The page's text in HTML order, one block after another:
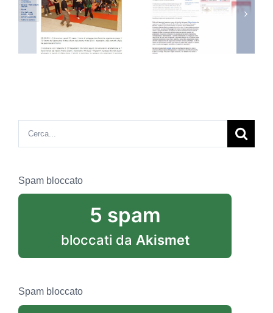
tiscali.donna.it –
18 Maggio
– 08
2012
Cerca
per:
Spam bloccato
5 spam
bloccati da Akismet
Spam bloccato